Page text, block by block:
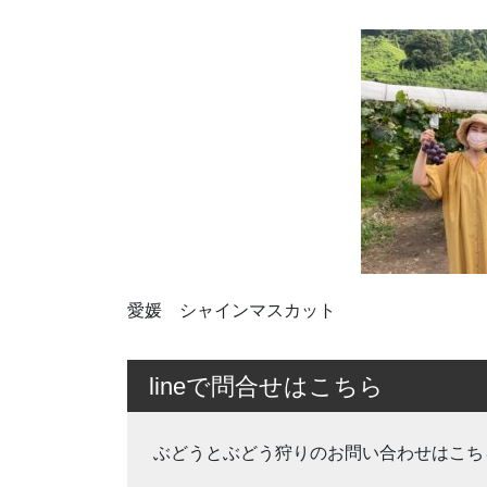
愛媛 シャインマスカット
lineで問合せはこちら
ぶどうとぶどう狩りのお問い合わせはこち